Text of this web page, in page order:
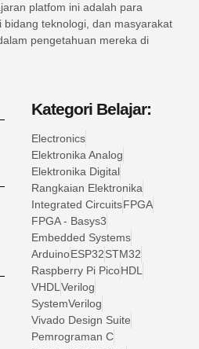
platfom ini adalah para
bidang teknologi, dan masyarakat
pengetahuan mereka di
Kategori Belajar:
Electronics
Elektronika Analog
Elektronika Digital
Rangkaian Elektronika
Integrated CircuitsFPGA
FPGA - Basys3
Embedded Systems
ArduinoESP32STM32
Raspberry Pi PicoHDL
VHDLVerilog
SystemVerilog
Vivado Design Suite
Pemrograman C